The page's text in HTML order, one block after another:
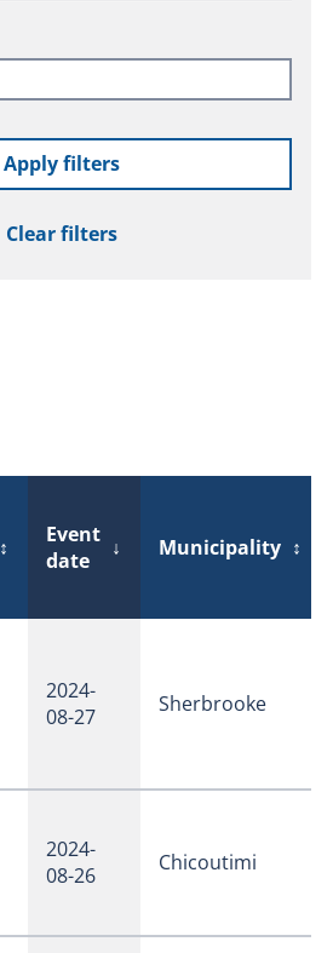
Apply filters
Clear filters
↕
Event
date
↓ Municipality ↕
2024-
08-27
Sherbrooke
2024-
08-26
Chicoutimi